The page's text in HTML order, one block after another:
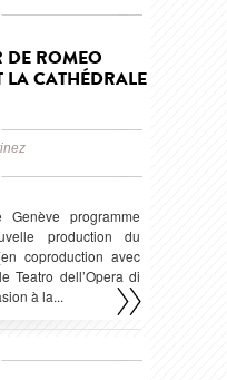
DE ROMEO
LA CATHÉDRALE
programme
production du
coproduction avec
Teatro dell’Opera di
à la...